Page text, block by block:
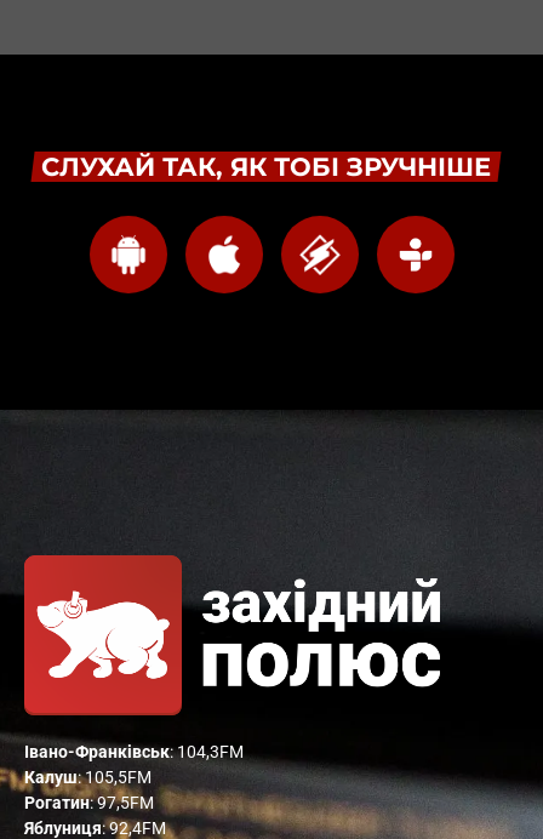
СЛУХАЙ ТАК, ЯК ТОБІ ЗРУЧНІШЕ
Івано-Франківськ: 104,3FM
Калуш: 105,5FM
Рогатин: 97,5FM
Яблуниця: 92,4FM